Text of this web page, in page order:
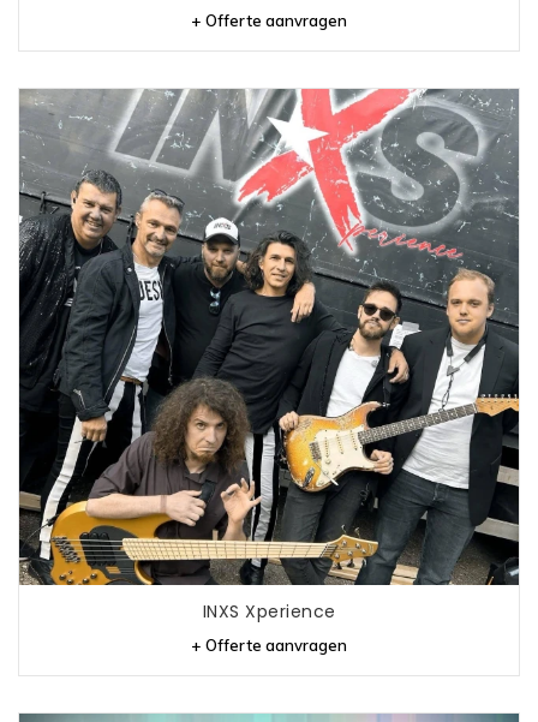
+ Offerte aanvragen
INXS Xperience
+ Offerte aanvragen